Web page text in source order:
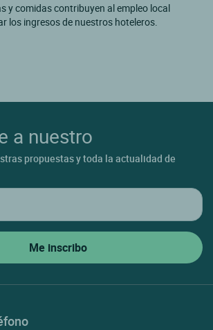
y comidas contribuyen al empleo local
los ingresos de nuestros hoteleros.
a nuestro
propuestas y toda la actualidad de